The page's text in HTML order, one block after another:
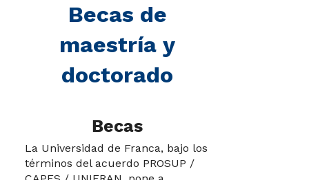
Becas de
maestría y
doctorado
Becas
La Universidad de Franca, bajo los
términos del acuerdo PROSUP /